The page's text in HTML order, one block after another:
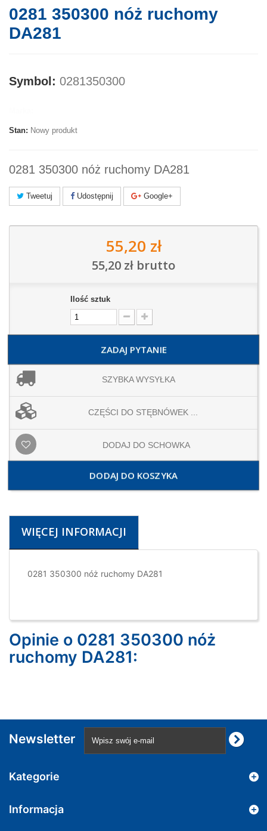
0281 350300 nóż ruchomy
DA281
Symbol: 0281350300
Stan: Nowy produkt
0281 350300 nóż ruchomy DA281
Tweetuj Udostępnij Google+
55,20 zł
55,20 zł brutto
Ilość sztuk
ZADAJ PYTANIE
SZYBKA WYSYŁKA
CZĘŚCI DO STĘBNÓWEK ...
DODAJ DO SCHOWKA
DODAJ DO KOSZYKA
WIĘCEJ INFORMACJI
0281 350300 nóż ruchomy DA281
Opinie o 0281 350300 nóż
ruchomy DA281:
Newsletter
Kategorie
Informacja